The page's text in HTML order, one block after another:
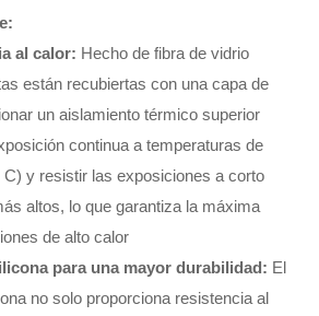
al calor: Hecho de fibra de vidrio
están recubiertas con una capa de
un aislamiento térmico superior
continua a temperaturas de
C) y resistir las exposiciones a corto
altos, lo que garantiza la máxima
de alto calor
para una mayor durabilidad: El
no solo proporciona resistencia al